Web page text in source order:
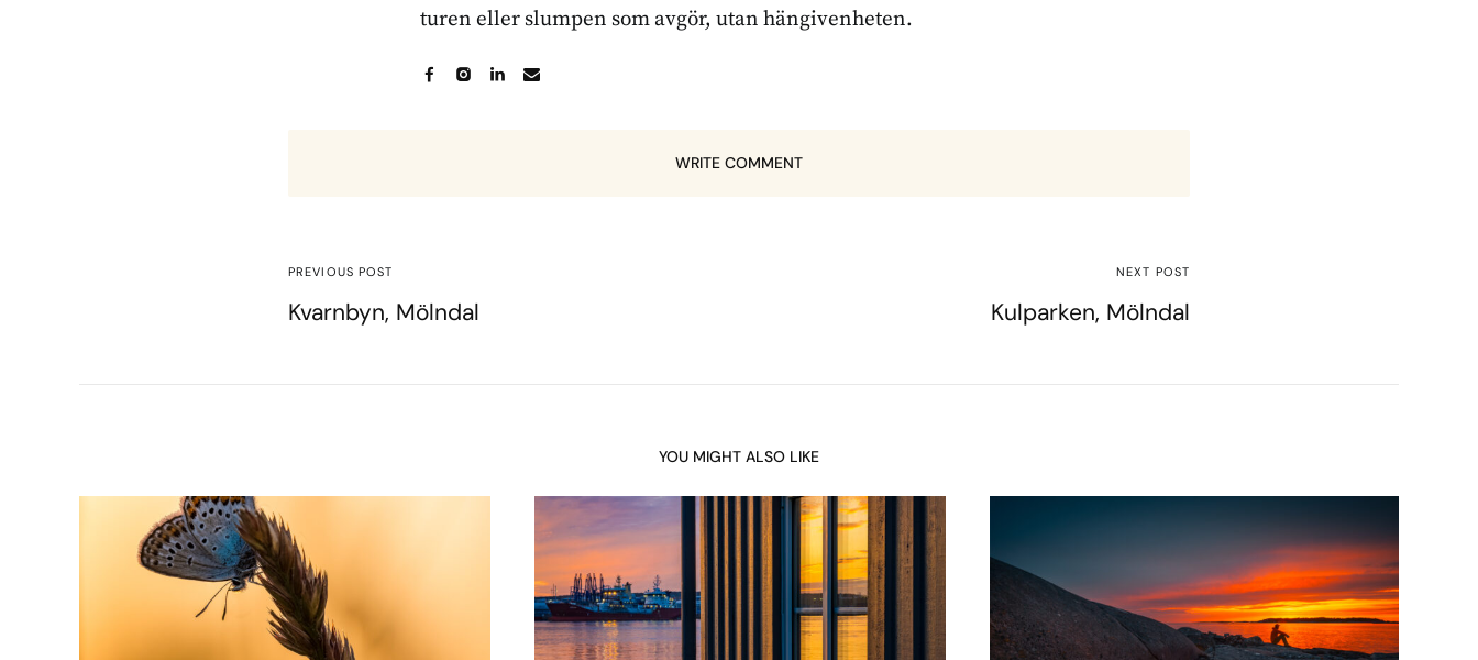
turen eller slumpen som avgör, utan hängivenheten.
WRITE COMMENT
PREVIOUS POST
Kvarnbyn, Mölndal
NEXT POST
Kulparken, Mölndal
YOU MIGHT ALSO LIKE